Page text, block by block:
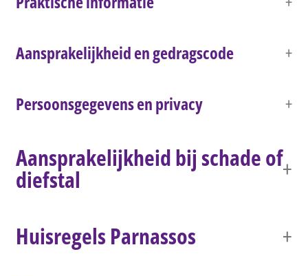
Aansprakelijkheid en gedragscode
Persoonsgegevens en privacy
Aansprakelijkheid bij schade of
diefstal
Huisregels Parnassos